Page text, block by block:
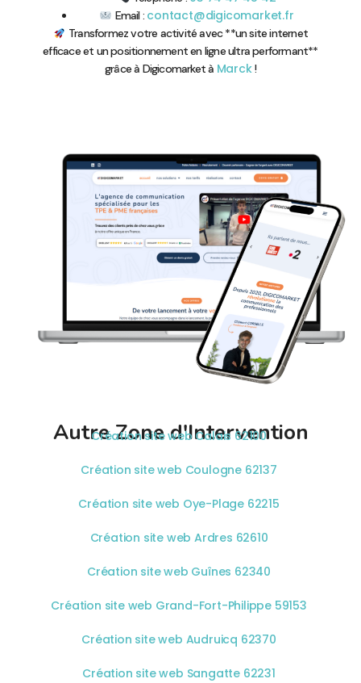
Email : contact@digicomarket.fr
Transformez votre activité avec **un site internet
efficace et un positionnement en ligne ultra performant**
grâce à Digicomarket à Marck!
Autre Zone d'Intervention
Création site web Calais 62100
Création site web Coulogne 62137
Création site web Oye-Plage 62215
Création site web Ardres 62610
Création site web Guînes 62340
Création site web Grand-Fort-Philippe 59153
Création site web Audruicq 62370
Création site web Sangatte 62231